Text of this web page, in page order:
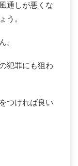
通しが悪くな
う。
。
犯罪にも狙わ
つければ良い